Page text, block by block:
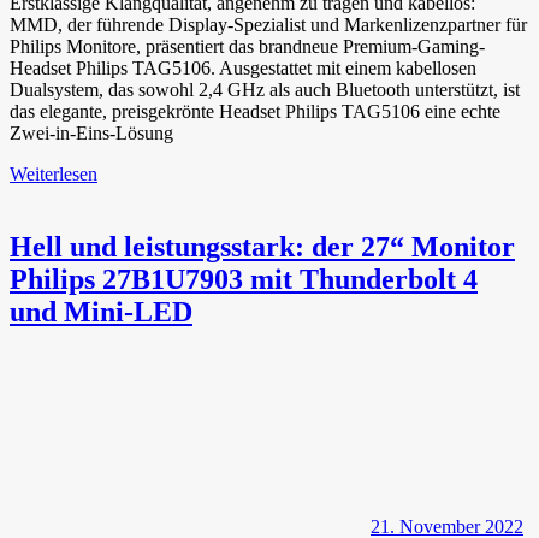
MMD, der führende Display-Spezialist und Markenlizenzpartner für
Philips Monitore, präsentiert das brandneue Premium-Gaming-
Headset Philips TAG5106. Ausgestattet mit einem kabellosen
Dualsystem, das sowohl 2,4 GHz als auch Bluetooth unterstützt, ist
das elegante, preisgekrönte Headset Philips TAG5106 eine echte
Zwei-in-Eins-Lösung
Weiterlesen
Hell und leistungsstark: der 27“ Monitor
Philips 27B1U7903 mit Thunderbolt 4
und Mini-LED
21. November 2022